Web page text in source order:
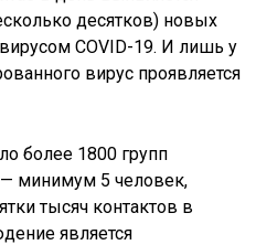
десятков) новых
COVID-19. И лишь у
вирус проявляется
более 1800 групп
минимум 5 человек,
тысяч контактов в
является